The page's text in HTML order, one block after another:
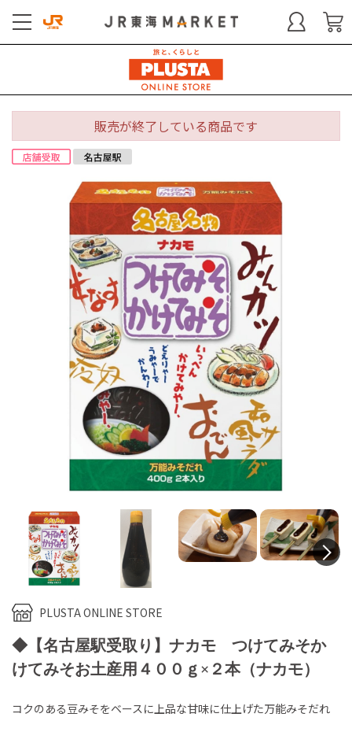
PLUSTA ONLINE STORE
◆【名古屋駅受取り】ナカモ つけてみそか
けてみそお土産用４００ｇ×２本（ナカモ）
コクのある豆みそをベースに上品な甘味に仕上げた万能みそだれ
販売が終了している商品です